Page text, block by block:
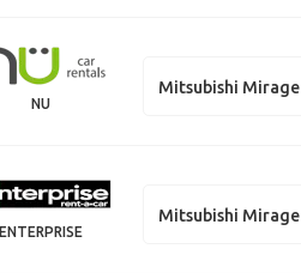
NU
Mitsubishi Mirage
ENTERPRISE
Mitsubishi Mirage